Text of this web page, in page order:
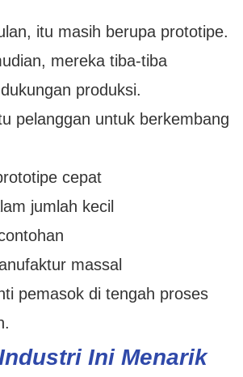
itu masih berupa prototipe.
mereka tiba-tiba
produksi.
pelanggan untuk berkembang
cepat
jumlah kecil
massal
pemasok di tengah proses
Ini Menarik